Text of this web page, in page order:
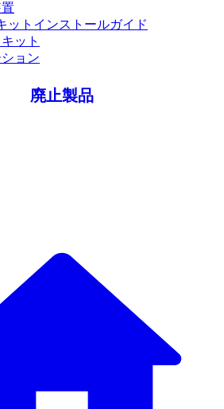
ットインストールガイド
ット
ョン
廃止製品